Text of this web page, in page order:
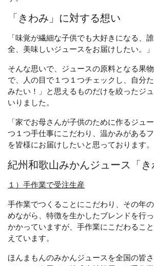
「きわみ」に対する想い
「味覚が繊細な子供でも大好きになる、
全、美味しいジュースをお届けしたい。」
そんな思いで、ジュースの原料となる果
で、人の目で１つ１つチェックし、自分
みたい！」と思えるものだけを絞ったジ
いりました。
「家でお母さんが子供のために作るジュ
つ１つ手仕事にこだわり、温かみがある
を皆様にお届けしたいと思っております。
紀州和歌山みかんジュース「
１）手作業で受注生産
手作業でつくることにこだわり、その年
めながら、特徴を生かしたブレンドを行
かかっていますが、手作業にこだわるこ
えています。
ほんまもんのみかんジュースを全国の皆